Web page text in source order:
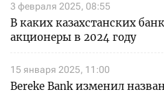
3 февраля 2025, 08:55
В каких казахстанских
акционеры в 2024 году
15 января 2025, 11:00
Bereke Bank изменил